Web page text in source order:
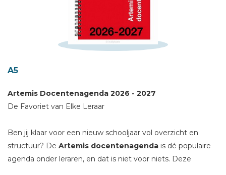
A5
Artemis Docentenagenda 2026 - 2027
De Favoriet van Elke Leraar
Ben jij klaar voor een nieuw schooljaar vol overzicht en
structuur? De Artemis docentenagenda is dé populaire
agenda onder leraren, en dat is niet voor niets. Deze
Bericht *